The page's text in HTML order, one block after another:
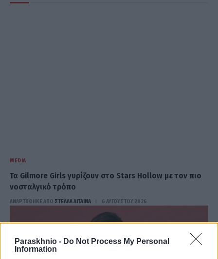
Paraskhnio - Do Not Process My Personal
Information
MEDIA
Τα Gilmore Girls γυρίζουν στο Stars Hollow με τον πιο
νοσταλγικό τρόπο
ΑΝΑΡΤΗΘΗΚΕ ΑΠΟ ΣΤΈΛΛΑ ΛΊΤΑΙΝΑ 6 ΑΥΓΟΎΣΤΟΥ 2026